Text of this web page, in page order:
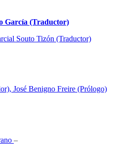
García (Traductor)
Souto Tizón (Traductor)
José Benigno Freire (Prólogo)
–